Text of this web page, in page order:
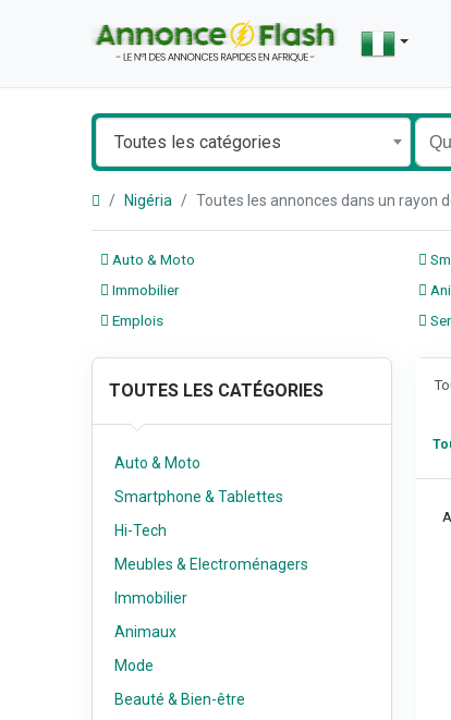
Toutes les catégories
Nigéria Toutes les annonces dans un rayon
Auto & Moto
Immobilier
Emplois
TOUTES LES CATÉGORIES
Auto & Moto
Smartphone & Tablettes
Hi-Tech
Meubles & Electroménagers
Immobilier
Animaux
Mode
Beauté & Bien-être